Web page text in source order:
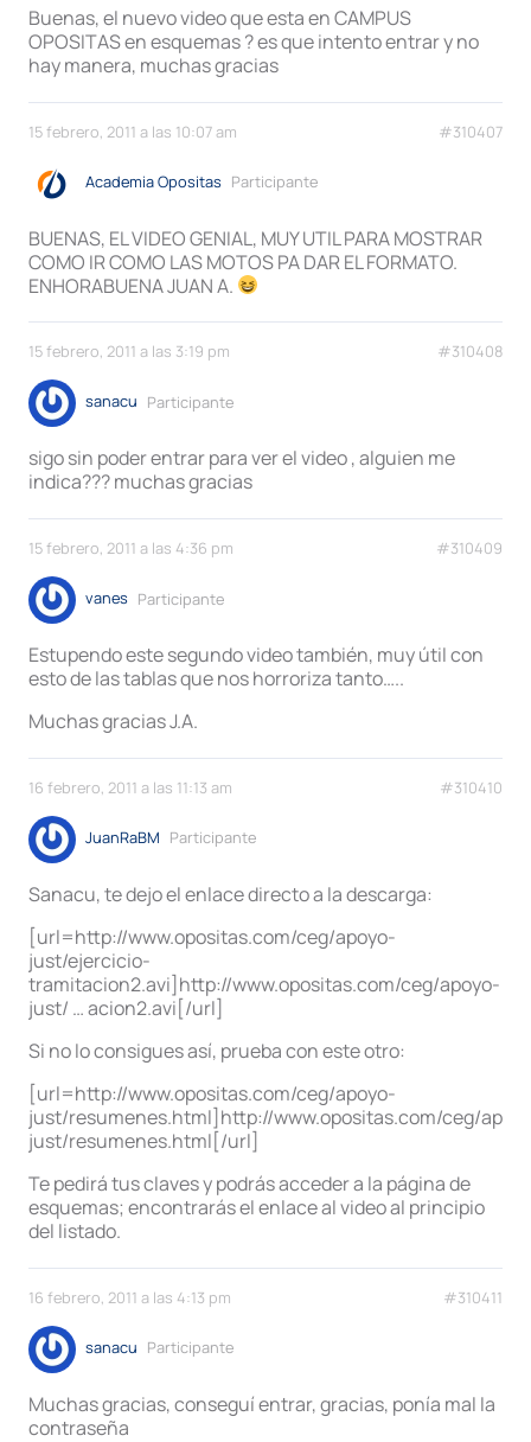
Buenas, el nuevo video que esta en CAMPUS
OPOSITAS en esquemas ? es que intento entrar y no
hay manera, muchas gracias
15 febrero, 2011 a las 10:07 am #310407
Academia Opositas Participante
BUENAS, EL VIDEO GENIAL, MUY UTIL PARA MOSTRAR
COMO IR COMO LAS MOTOS PA DAR EL FORMATO.
ENHORABUENA JUAN A.
15 febrero, 2011 a las 3:19 pm #310408
sanacu Participante
sigo sin poder entrar para ver el video , alguien me
indica??? muchas gracias
15 febrero, 2011 a las 4:36 pm #310409
vanes Participante
Estupendo este segundo video también, muy útil con
esto de las tablas que nos horroriza tanto…..
Muchas gracias J.A.
16 febrero, 2011 a las 11:13 am #310410
JuanRaBM Participante
Sanacu, te dejo el enlace directo a la descarga:
[url=http://www.opositas.com/ceg/apoyo-
just/ejercicio-
tramitacion2.avi]http://www.opositas.com/ceg/apoyo-
just/ … acion2.avi[/url]
Si no lo consigues así, prueba con este otro:
[url=http://www.opositas.com/ceg/apoyo-
just/resumenes.html]http://www.opositas.com/ceg/
just/resumenes.html[/url]
Te pedirá tus claves y podrás acceder a la página de
esquemas; encontrarás el enlace al video al principio
del listado.
16 febrero, 2011 a las 4:13 pm #310411
sanacu Participante
Muchas gracias, conseguí entrar, gracias, ponía mal la
contraseña